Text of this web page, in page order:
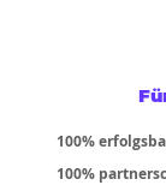
100%
100%